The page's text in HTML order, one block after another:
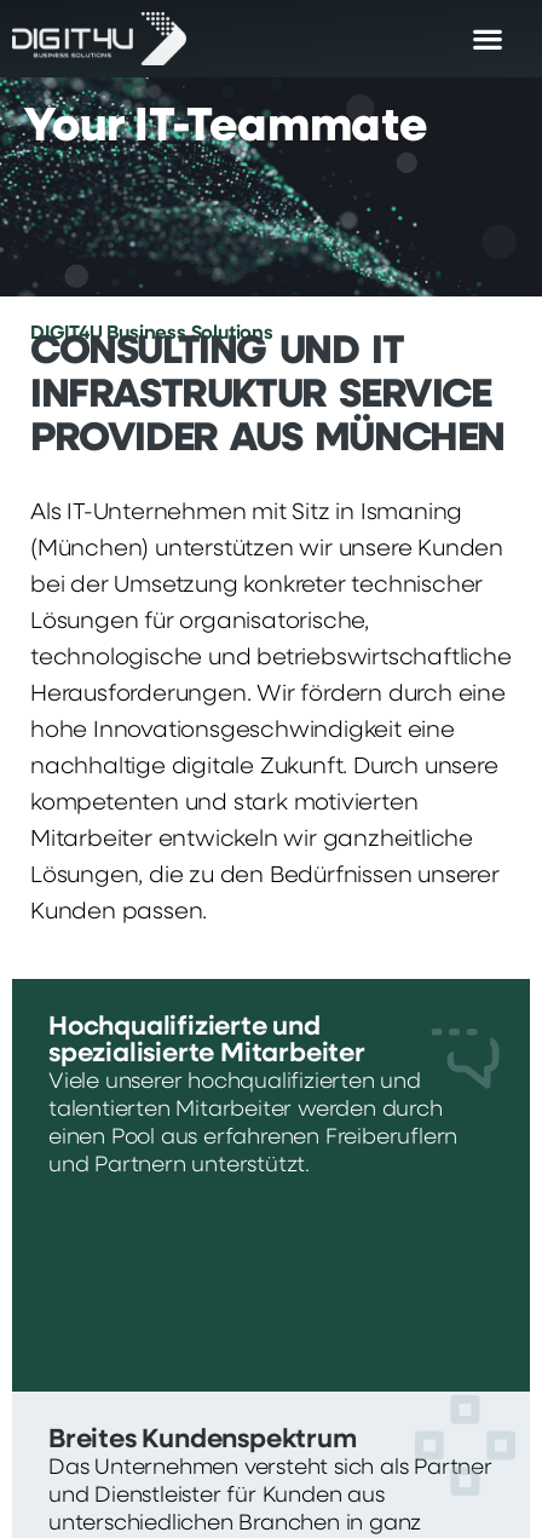
Your IT-Teammate
DIGIT4U Business Solutions
CONSULTING UND IT
INFRASTRUKTUR SERVICE
PROVIDER AUS MÜNCHEN
Als IT-Unternehmen mit Sitz in Ismaning
(München) unterstützen wir unsere Kunden
bei der Umsetzung konkreter technischer
Lösungen für organisatorische,
technologische und betriebswirtschaftliche
Herausforderungen. Wir fördern durch eine
hohe Innovationsgeschwindigkeit eine
nachhaltige digitale Zukunft. Durch unsere
kompetenten und stark motivierten
Mitarbeiter entwickeln wir ganzheitliche
Lösungen, die zu den Bedürfnissen unserer
Kunden passen.
Hochqualifizierte und
spezialisierte Mitarbeiter
Viele unserer hochqualifizierten und
talentierten Mitarbeiter werden durch
einen Pool aus erfahrenen Freiberuflern
und Partnern unterstützt.
Breites Kundenspektrum
Das Unternehmen versteht sich als Partner
und Dienstleister für Kunden aus
unterschiedlichen Branchen in ganz